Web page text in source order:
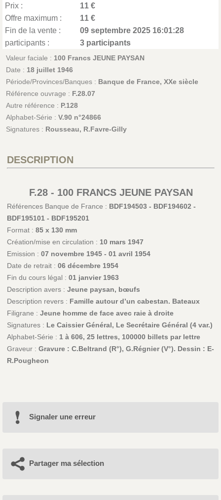
Prix :
11 €
Offre maximum :
11 €
Fin de la vente :
09 septembre 2025 16:01:28
participants :
3 participants
Valeur faciale : 100 Francs JEUNE PAYSAN
Date : 18 juillet 1946
Période/Provinces/Banques : Banque de France, XXe siècle
Référence ouvrage : F.28.07
Autre référence : P.128
Alphabet-Série : V.90 n°24866
Signatures : Rousseau, R.Favre-Gilly
DESCRIPTION
F.28 - 100 FRANCS JEUNE PAYSAN
Références Banque de France : BDF194503 - BDF194602 -
BDF195101 - BDF195201
Format : 85 x 130 mm
Création/mise en circulation : 10 mars 1947
Emission : 07 novembre 1945 - 01 avril 1954
Date de retrait : 06 décembre 1954
Fin du cours légal : 01 janvier 1963
Description avers : Jeune paysan, bœufs
Description revers : Famille autour d’un cabestan. Bateaux
Filigrane : Jeune homme de face avec raie à droite
Signatures : Le Caissier Général, Le Secrétaire Général (4 var.)
Alphabet-Série : 1 à 606, 25 lettres, 100000 billets par lettre
Graveur : Gravure : C.Beltrand (R°), G.Régnier (V°). Dessin : E-
R.Pougheon
Signaler une erreur
Partager ma sélection